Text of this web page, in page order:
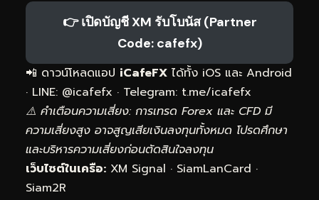
👉 เปิดบัญชี XM รับโบนัส (Partner
Code: cafefx)
📲 ดาวน์โหลดแอป iCafeFX ได้ทั้ง iOS และ Android
· LINE: @icafefx · Telegram: t.me/icafefx
⚠️ คำเตือนความเสี่ยง: การเทรด Forex และ CFD มี
ความเสี่ยงสูง อาจสูญเสียเงินลงทุนทั้งหมด โปรดศึกษา
และบริหารความเสี่ยงก่อนตัดสินใจลงทุน
เว็บไซต์ในเครือ: XM Signal · SiamLanCard ·
Siam2R